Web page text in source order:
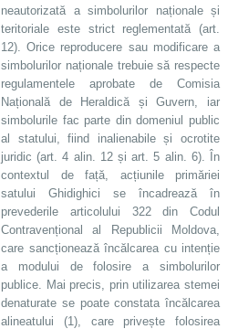
neautorizată a simbolurilor naționale și
teritoriale este strict reglementată (art.
12). Orice reproducere sau modificare a
simbolurilor naționale trebuie să respecte
regulamentele aprobate de Comisia
Națională de Heraldică și Guvern, iar
simbolurile fac parte din domeniul public
al statului, fiind inalienabile și ocrotite
juridic (art. 4 alin. 12 și art. 5 alin. 6). În
contextul de față, acțiunile primăriei
satului Ghidighici se încadrează în
prevederile articolului 322 din Codul
Contravențional al Republicii Moldova,
care sancționează încălcarea cu intenție
a modului de folosire a simbolurilor
publice. Mai precis, prin utilizarea stemei
denaturate se poate constata încălcarea
alineatului (1), care privește folosirea